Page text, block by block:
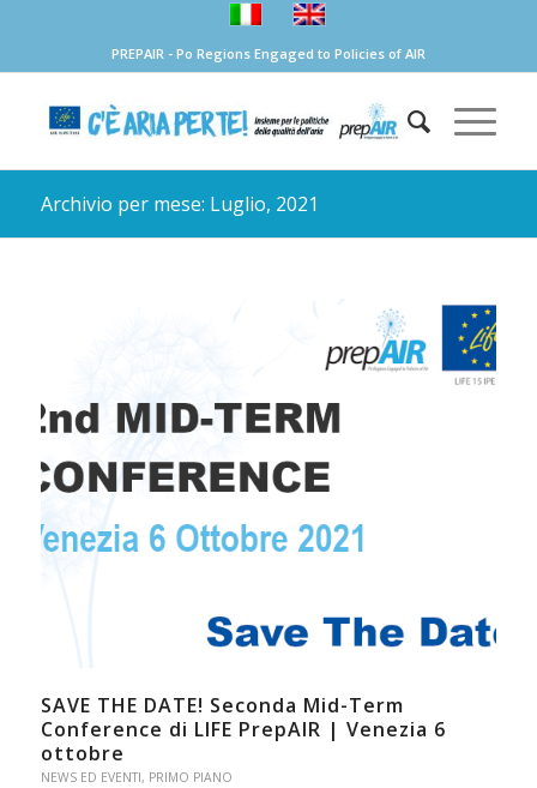
PREPAIR - Po Regions Engaged to Policies of AIR
Archivio per mese: Luglio, 2021
SAVE THE DATE! Seconda Mid-Term
Conference di LIFE PrepAIR | Venezia 6
ottobre
NEWS ED EVENTI, PRIMO PIANO